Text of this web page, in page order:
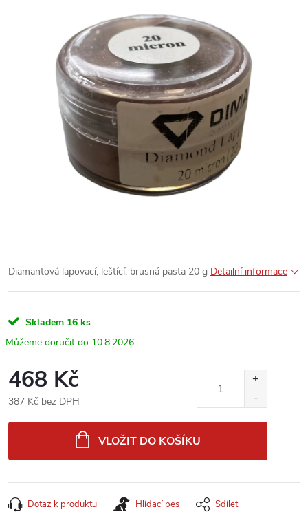
Diamantová lapovací, leštící, brusná pasta 20 g Detailní informace
Skladem 16 ks
10.8.2026
468 Kč
387 Kč bez DPH
VLOŽIT DO KOŠÍKU
Dotaz k produktu Hlídací pes Sdílet